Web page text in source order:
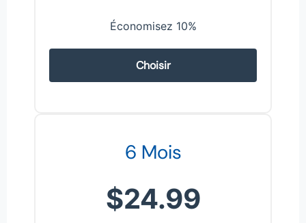
Économisez 10%
Choisir
6 Mois
$24.99